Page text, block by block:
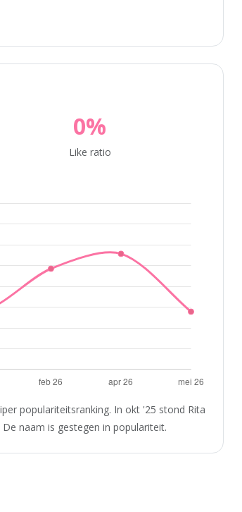
0%
Like ratio
populariteitsranking. In okt '25 stond Rita
naam is gestegen in populariteit.